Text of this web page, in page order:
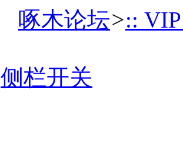
啄木论坛>::
侧栏开关